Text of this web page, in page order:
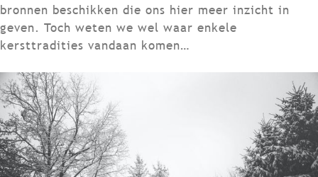
bronnen beschikken die ons hier meer inzicht in
geven. Toch weten we wel waar enkele
kersttradities vandaan komen…